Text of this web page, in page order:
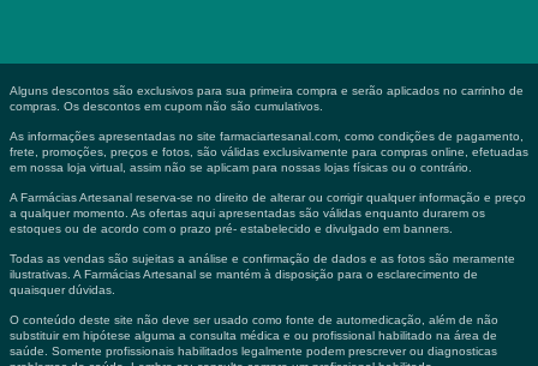
Alguns descontos são exclusivos para sua primeira compra e serão aplicados no carrinho de
compras. Os descontos em cupom não são cumulativos.
As informações apresentadas no site farmaciartesanal.com, como condições de pagamento,
frete, promoções, preços e fotos, são válidas exclusivamente para compras online, efetuadas
em nossa loja virtual, assim não se aplicam para nossas lojas físicas ou o contrário.
A Farmácias Artesanal reserva-se no direito de alterar ou corrigir qualquer informação e preço
a qualquer momento. As ofertas aqui apresentadas são válidas enquanto durarem os
estoques ou de acordo com o prazo pré- estabelecido e divulgado em banners.
Todas as vendas são sujeitas a análise e confirmação de dados e as fotos são meramente
ilustrativas. A Farmácias Artesanal se mantém à disposição para o esclarecimento de
quaisquer dúvidas.
O conteúdo deste site não deve ser usado como fonte de automedicação, além de não
substituir em hipótese alguma a consulta médica e ou profissional habilitado na área de
saúde. Somente profissionais habilitados legalmente podem prescrever ou diagnosticas